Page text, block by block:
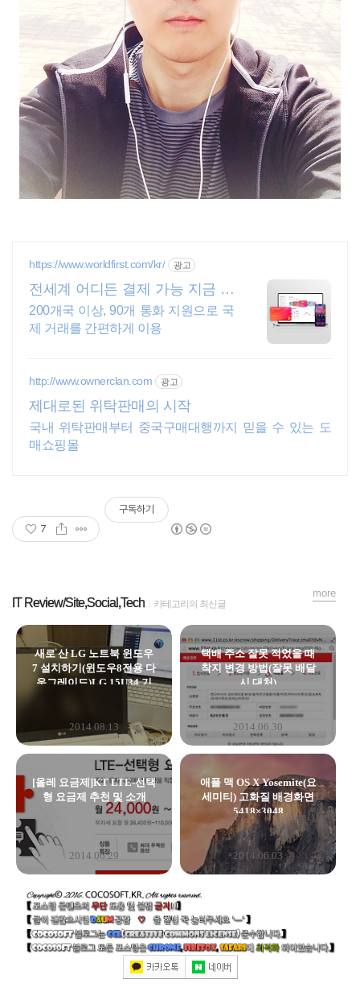
https://www.worldfirst.com/kr/ 광고
전세계 어디든 결제 가능 지금 가
입하면 100$ 지원
200개국 이상, 90개 통화 지원으로 국
제 거래를 간편하게 이용
http://www.ownerclan.com 광고
제대로된 위탁판매의 시작
국내 위탁판매부터 중국구매대행까지 믿을 수 있는 도
매쇼핑몰
7
구독하기
IT Review/Site,Social,Tech 카테고리의 최신글
새로 산 LG 노트북 윈도우
7 설치하기(윈도우8전용 다
운그레이드)LG 15U34 기
2014.08.13
택배 주소 잘못 적었을 때
착지 변경 방법(잘못 배달
시 대처)
2014.06.30
[올레 요금제]KT LTE-선택
형 요금제 추천 및 소개
2014.06.29
애플 맥 OS X Yosemite(요
세미티) 고화질 배경화면
5418×3048
2014.06.03
more